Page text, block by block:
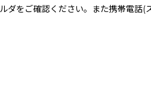
をご確認ください。また携帯電